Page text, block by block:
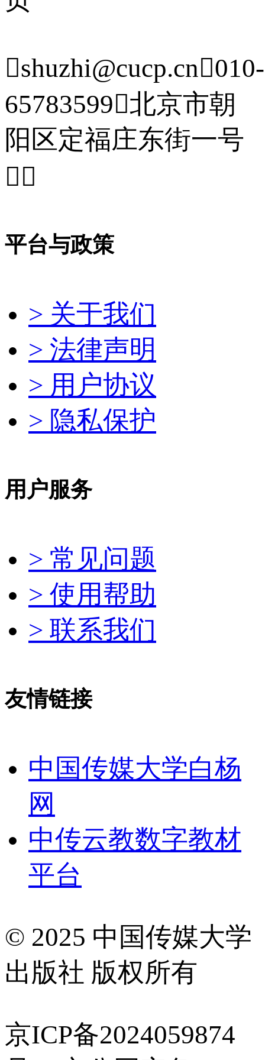
shuzhi@cucp.cn010-
65783599北京市朝
阳区定福庄东街一号

平台与政策
> 关于我们
> 法律声明
> 用户协议
> 隐私保护
用户服务
> 常见问题
> 使用帮助
> 联系我们
友情链接
中国传媒大学白杨
网
中传云教数字教材
平台
© 2025 中国传媒大学
出版社 版权所有
京ICP备2024059874